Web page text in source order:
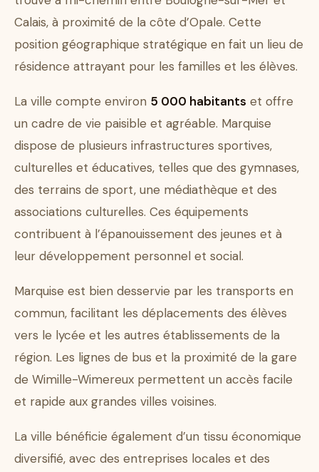
Calais, à proximité de la côte d’Opale. Cette
position géographique stratégique en fait un lieu de
résidence attrayant pour les familles et les élèves.
La ville compte environ 5 000 habitants et offre
un cadre de vie paisible et agréable. Marquise
dispose de plusieurs infrastructures sportives,
culturelles et éducatives, telles que des gymnases,
des terrains de sport, une médiathèque et des
associations culturelles. Ces équipements
contribuent à l’épanouissement des jeunes et à
leur développement personnel et social.
Marquise est bien desservie par les transports en
commun, facilitant les déplacements des élèves
vers le lycée et les autres établissements de la
région. Les lignes de bus et la proximité de la gare
de Wimille-Wimereux permettent un accès facile
et rapide aux grandes villes voisines.
La ville bénéficie également d’un tissu économique
diversifié, avec des entreprises locales et des